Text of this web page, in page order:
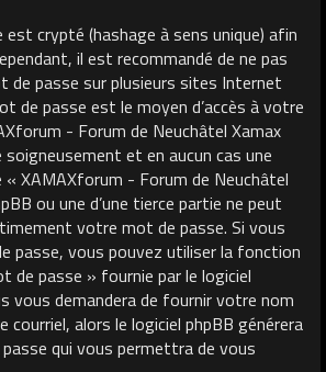
crypté (hashage à sens unique) afin
il est recommandé de ne pas
de passe sur plusieurs sites Internet
de passe est le moyen d’accès à votre
- Forum de Neuchâtel Xamax
soigneusement et en aucun cas une
XAMAXforum - Forum de Neuchâtel
ou une d’une tierce partie ne peut
votre mot de passe. Si vous
passe, vous pouvez utiliser la fonction
de passe » fournie par le logiciel
vous demandera de fournir votre nom
courriel, alors le logiciel phpBB générera
qui vous permettra de vous